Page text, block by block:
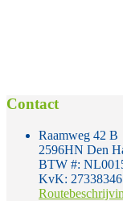
Contact
Raamweg 42 B
2596HN Den
BTW #:
KvK: 27338346